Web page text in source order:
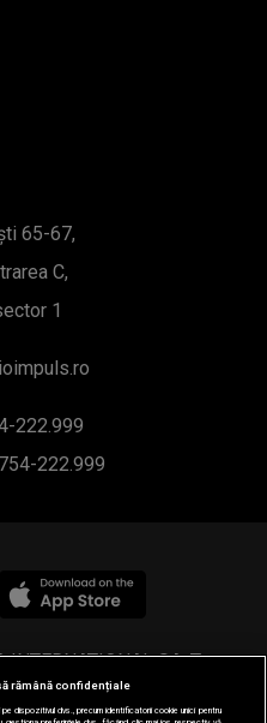
65-67,
C,
1
222.999
222.999
SA, Toate
rămână confidențiale
dispozitivul dvs., precum identificatorii cookie unici pentru